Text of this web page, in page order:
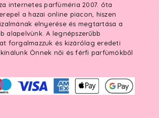
internetes parfüméria 2007. óta
a hazai online piacon, hiszen
elnyerése és megtartása a
alapelvünk. A legnépszerűbb
forgalmazzuk és kizárólag eredeti
Önnek női és férfi parfümökből